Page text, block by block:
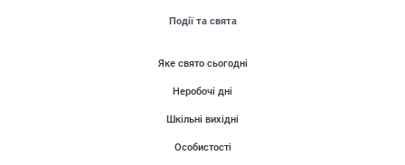
Події та свята
Яке свято сьогодні
Неробочі дні
Шкільні вихідні
Особистості